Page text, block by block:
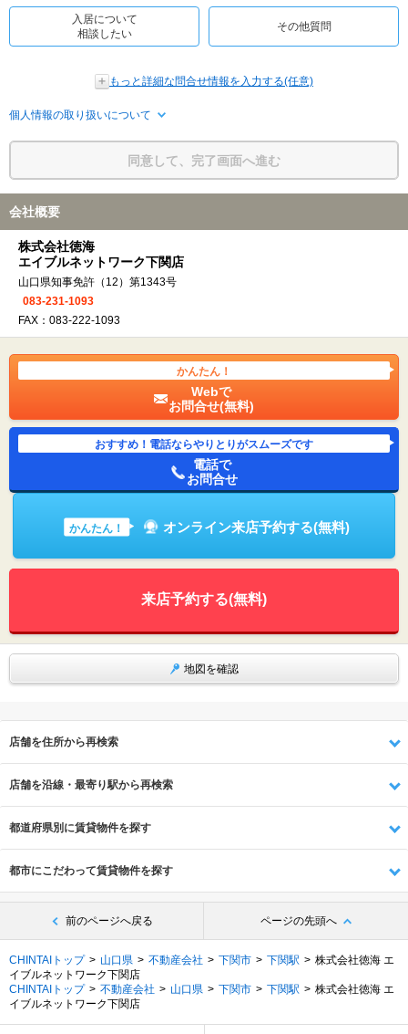
入居について
相談したい
その他質問
もっと詳細な問合せ情報を入力する(任意)
個人情報の取り扱いについて
同意して、完了画面へ進む
会社概要
株式会社徳海
エイブルネットワーク下関店
山口県知事免許（12）第1343号
083-231-1093
FAX：083-222-1093
かんたん！
Webで
お問合せ(無料)
おすすめ！電話ならやりとりがスムーズです
電話で
お問合せ
かんたん！ オンライン来店予約する(無料)
来店予約する(無料)
地図を確認
店舗を住所から再検索
店舗を沿線・最寄り駅から再検索
都道府県別に賃貸物件を探す
都市にこだわって賃貸物件を探す
前のページへ戻る ページの先頭へ
CHINTAIトップ 山口県 不動産会社 下関市 下関駅
株式会社徳海 エ
イブルネットワーク下関店
CHINTAIトップ
不動産会社 山口県 下関市 下関駅
株式会社徳海 エ
イブルネットワーク下関店